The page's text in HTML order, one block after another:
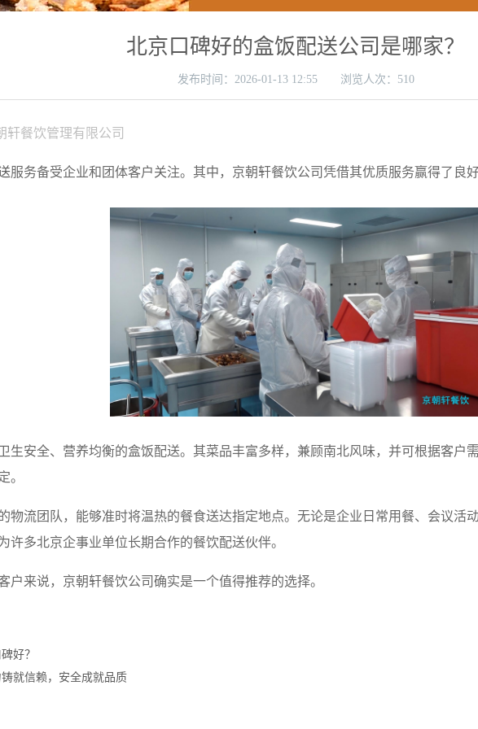
北京口碑好的盒饭配送公司是哪家？
发布时间： 2026-01-13 12:55 浏览人次：510
轩餐饮管理有限公司
服务备受企业和团体客户关注。其中，京朝轩餐饮公司凭借其优质服务赢得了良
生安全、营养均衡的盒饭配送。其菜品丰富多样，兼顾南北风味，并可根据客户
。
物流团队，能够准时将温热的餐食送达指定地点。无论是企业日常用餐、会议活
许多北京企事业单位长期合作的餐饮配送伙伴。
户来说，京朝轩餐饮公司确实是一个值得推荐的选择。
好？
就信赖，安全成就品质